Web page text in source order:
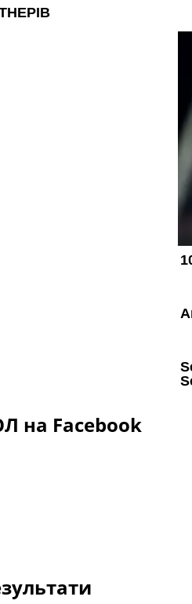
на Facebook